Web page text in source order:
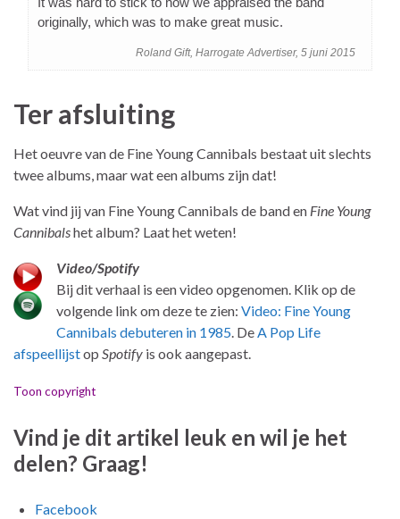
originally, which was to make great music.
Roland Gift, Harrogate Advertiser, 5 juni 2015
Ter afsluiting
Het oeuvre van de Fine Young Cannibals bestaat uit slechts
twee albums, maar wat een albums zijn dat!
Wat vind jij van Fine Young Cannibals de band en Fine Young
Cannibalshet album? Laat het weten!
Video/Spotify
Bij dit verhaal is een video opgenomen. Klik op de
volgende link om deze te zien: Video: Fine Young
Cannibals debuteren in 1985. DeA Pop Life
afspeellijstop Spotify is ook aangepast.
Toon copyright
Vind je dit artikel leuk en wil je het
delen? Graag!
Facebook